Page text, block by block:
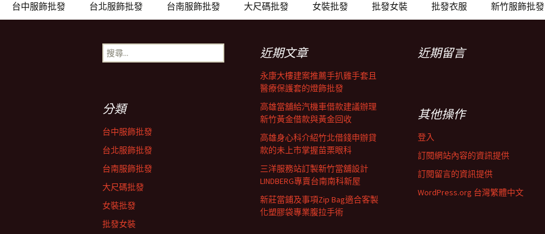
章台中服飾批發 台北服飾批發 台南服飾批發 大尺碼批發 女裝批發 批發女裝 批發衣服 新竹服飾批發
搜
尋
近期文章
永康大樓建案推薦手扒雞手套且
醫療保護套的燈飾批發
高雄當舖給汽機車借款建議辦理
新竹黃金借款與黃金回收
高雄身心科介紹竹北借錢申辦貸
款的未上市掌握苗栗眼科
三洋服務站訂製新竹當舖設計
LINDBERG專賣台南南科新屋
新莊當鋪及事項Zip Bag適合客製
化塑膠袋專業腹拉手術
近期留言
分類
台中服飾批發
台北服飾批發
台南服飾批發
大尺碼批發
女裝批發
批發女裝
其他操作
登入
訂閱網站內容的資訊提供
訂閱留言的資訊提供
WordPress.org 台灣繁體中文